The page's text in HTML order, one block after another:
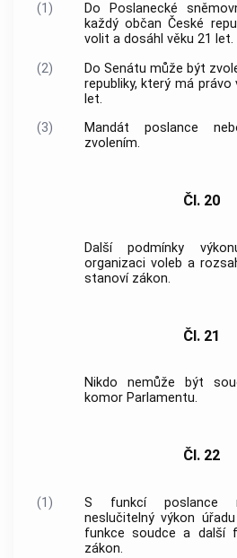
(1)
Do Poslanecké
každý občan České
volit a dosáhl věku 21 let.
(2)
Do Senátu může být
republiky, který má
let.
(3)
Mandát poslance
zvolením.
Čl. 20
Další podmínky
organizaci voleb a
stanoví zákon.
Čl. 21
Nikdo nemůže být
komor Parlamentu.
Čl. 22
(1)
S funkcí poslance
neslučitelný výkon
funkce soudce a další
zákon.